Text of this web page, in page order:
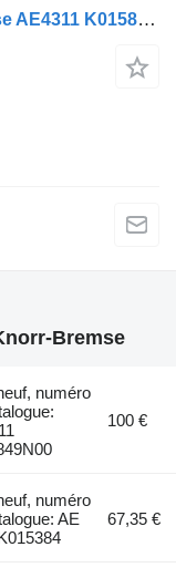
Soupape pneumatique Knorr-Bremse AE4311 K015849N00 pour semi-remorque Schmitz Cargobull
Bremse
numéro
100 €
numéro
AE
67,35 €